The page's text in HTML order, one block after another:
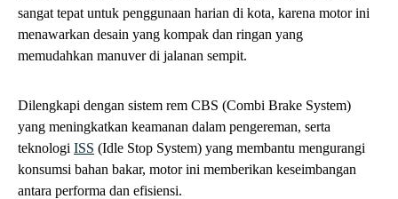
sangat tepat untuk penggunaan harian di kota, karena motor ini
menawarkan desain yang kompak dan ringan yang
memudahkan manuver di jalanan sempit.
Dilengkapi dengan sistem rem CBS (Combi Brake System)
yang meningkatkan keamanan dalam pengereman, serta
teknologi ISS (Idle Stop System) yang membantu mengurangi
konsumsi bahan bakar, motor ini memberikan keseimbangan
antara performa dan efisiensi.